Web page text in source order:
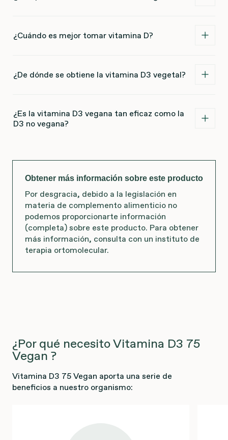
¿Cuándo es mejor tomar vitamina D?
¿De dónde se obtiene la vitamina D3 vegetal?
¿Es la vitamina D3 vegana tan eficaz como la
D3 no vegana?
Obtener más información sobre este producto
Por desgracia, debido a la legislación en
materia de complemento alimenticio no
podemos proporcionarte información
(completa) sobre este producto. Para obtener
más información, consulta con un instituto de
terapia ortomolecular.
¿Por qué necesito Vitamina D3 75
Vegan ?
Vitamina D3 75 Vegan aporta una serie de
beneficios a nuestro organismo: